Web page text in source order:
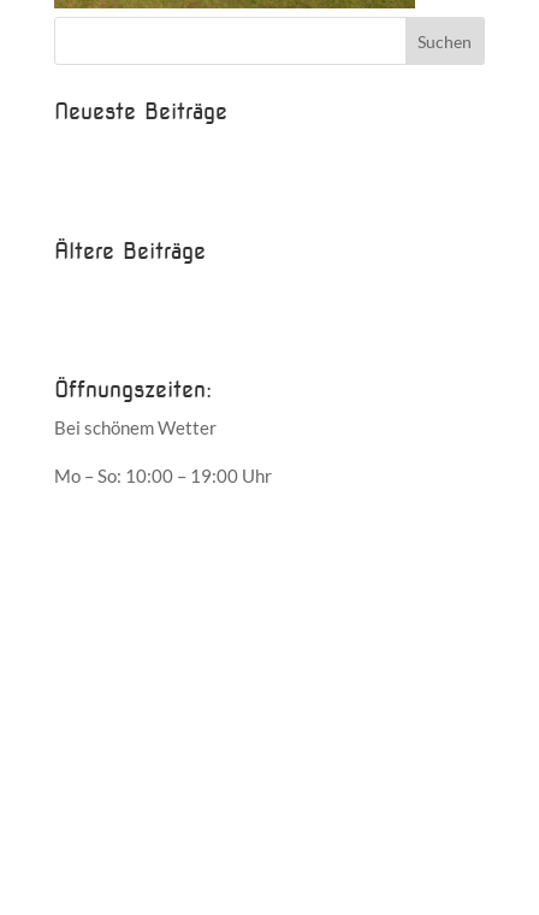
Neueste Beiträge
Ältere Beiträge
Öffnungszeiten:
Bei schönem Wetter
Mo – So: 10:00 – 19:00 Uhr